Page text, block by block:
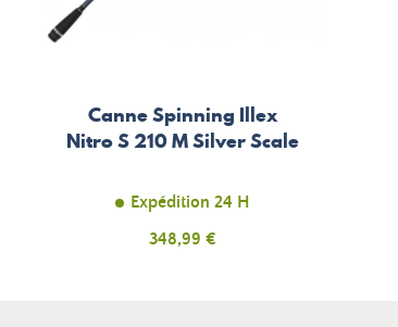
Canne Spinning Illex
Nitro S 210 M Silver Scale
Expédition 24 H
Prix
348,99 €